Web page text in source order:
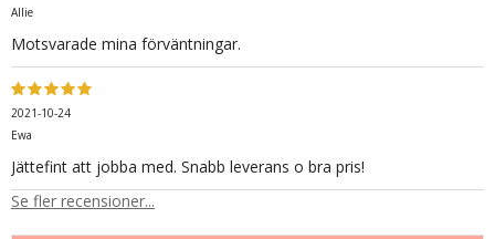
Allie
Motsvarade mina förväntningar.
2021-10-24
Ewa
Jättefint att jobba med. Snabb leverans o bra pris!
Se fler recensioner...